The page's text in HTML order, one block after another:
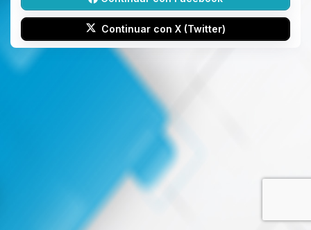
Continuar con X (Twitter)